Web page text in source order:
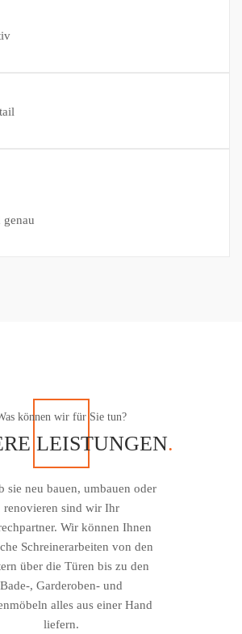
genau
können wir für Sie tun?
LEISTUNGEN.
sie neu bauen, umbauen oder
renovieren sind wir Ihr
Wir können Ihnen
Schreinerarbeiten von den
über die Türen bis zu den
Bade-, Garderoben- und
alles aus einer Hand
liefern.